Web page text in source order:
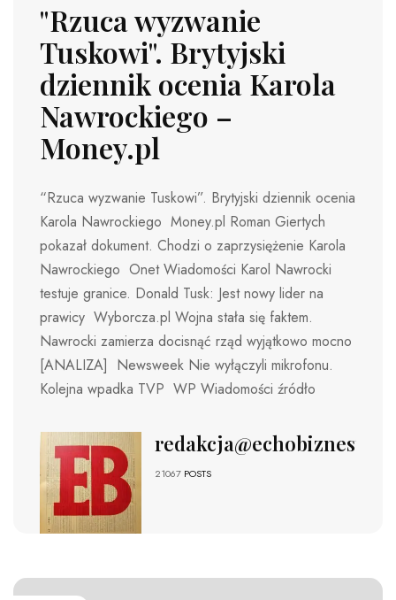
"Rzuca wyzwanie
Tuskowi". Brytyjski
dziennik ocenia Karola
Nawrockiego –
Money.pl
“Rzuca wyzwanie Tuskowi”. Brytyjski dziennik ocenia
Karola Nawrockiego Money.pl Roman Giertych
pokazał dokument. Chodzi o zaprzysiężenie Karola
Nawrockiego Onet Wiadomości Karol Nawrocki
testuje granice. Donald Tusk: Jest nowy lider na
prawicy Wyborcza.pl Wojna stała się faktem.
Nawrocki zamierza docisnąć rząd wyjątkowo mocno
[ANALIZA] Newsweek Nie wyłączyli mikrofonu.
Kolejna wpadka TVP WP Wiadomości źródło
redakcja@echobiznesu.pl
21067 POSTS